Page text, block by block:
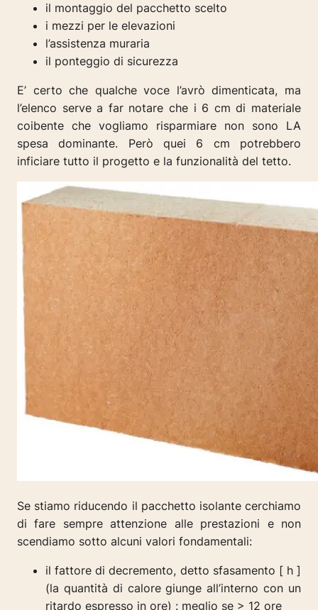
il montaggio del pacchetto scelto
i mezzi per le elevazioni
l’assistenza muraria
il ponteggio di sicurezza
E’ certo che qualche voce l’avrò dimenticata, ma
l’elenco serve a far notare che i 6 cm di materiale
coibente che vogliamo risparmiare non sono LA
spesa dominante. Però quei 6 cm potrebbero
inficiare tutto il progetto e la funzionalità del tetto.
Se stiamo riducendo il pacchetto isolante cerchiamo
di fare sempre attenzione alle prestazioni e non
scendiamo sotto alcuni valori fondamentali:
il fattore di decremento, detto sfasamento [ h ]
(la quantità di calore giunge all’interno con un
ritardo espresso in ore) : meglio se > 12 ore